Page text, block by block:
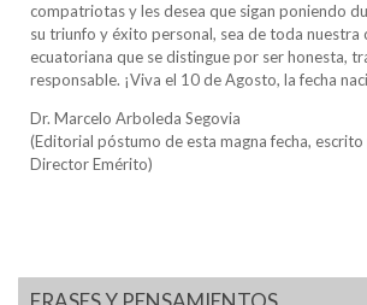
compatriotas y les desea que sigan poniendo
su triunfo y éxito personal, sea de toda nuestra
ecuatoriana que se distingue por ser honesta,
responsable. ¡Viva el 10 de Agosto, la fecha
Dr. Marcelo Arboleda Segovia
(Editorial póstumo de esta magna fecha,
Director Emérito)